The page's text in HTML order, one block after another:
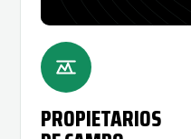
PROPIETARIOS